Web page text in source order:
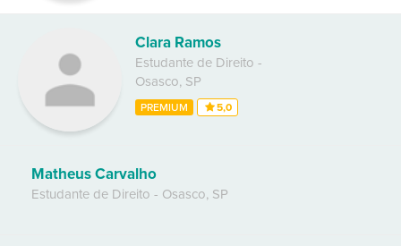
Clara Ramos
Estudante de Direito -
Osasco, SP
PREMIUM 5,0
Matheus Carvalho
Estudante de Direito - Osasco, SP